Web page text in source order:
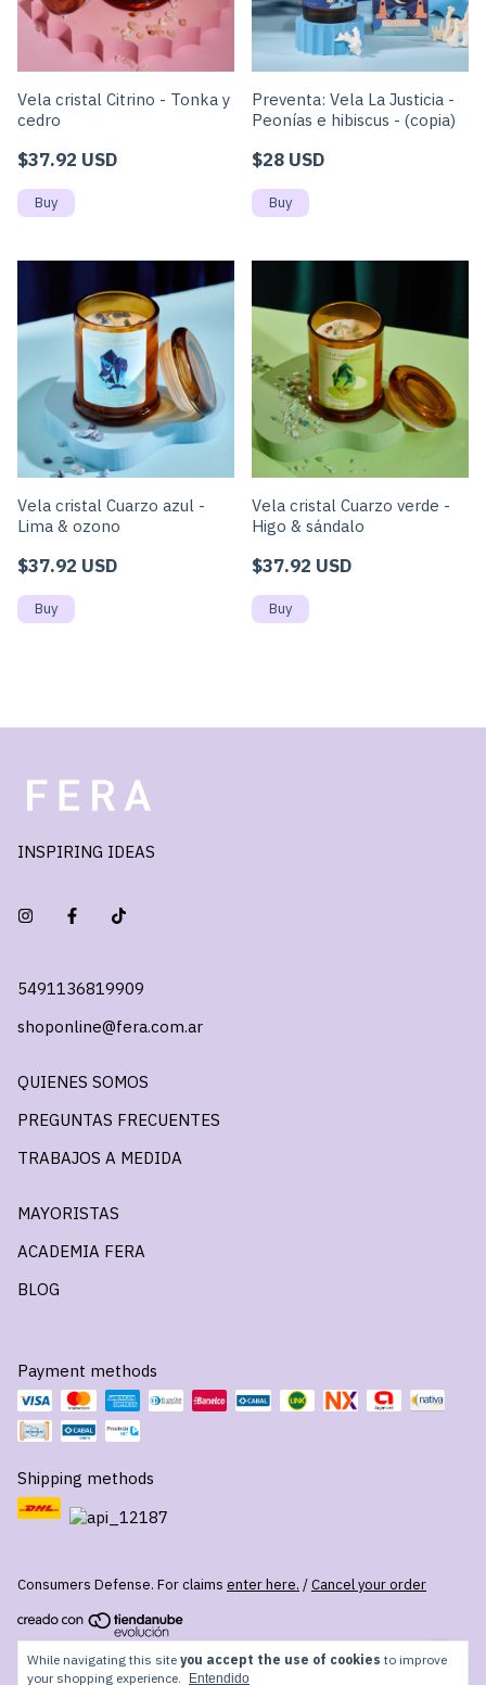
While navigating this site you accept the use of cookies to improve
your shopping experience.
Entendido
Vela cristal Citrino - Tonka y
cedro
$37.92 USD
Preventa: Vela La Justicia -
Peonías e hibiscus - (copia)
$28 USD
Vela cristal Cuarzo azul -
Lima & ozono
$37.92 USD
Vela cristal Cuarzo verde -
Higo & sándalo
$37.92 USD
INSPIRING IDEAS
5491136819909
shoponline@fera.com.ar
QUIENES SOMOS
PREGUNTAS FRECUENTES
TRABAJOS A MEDIDA
MAYORISTAS
ACADEMIA FERA
BLOG
Payment methods
Shipping methods
Consumers Defense. For claims enter here. /Cancel your order